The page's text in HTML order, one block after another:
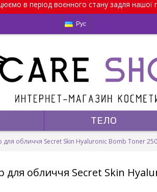
в період воєнного стану задля нашої
Рус
ТЕЛО
для обличчя Secret Skin Hyaluronic Bomb Toner
для обличчя Secret Skin